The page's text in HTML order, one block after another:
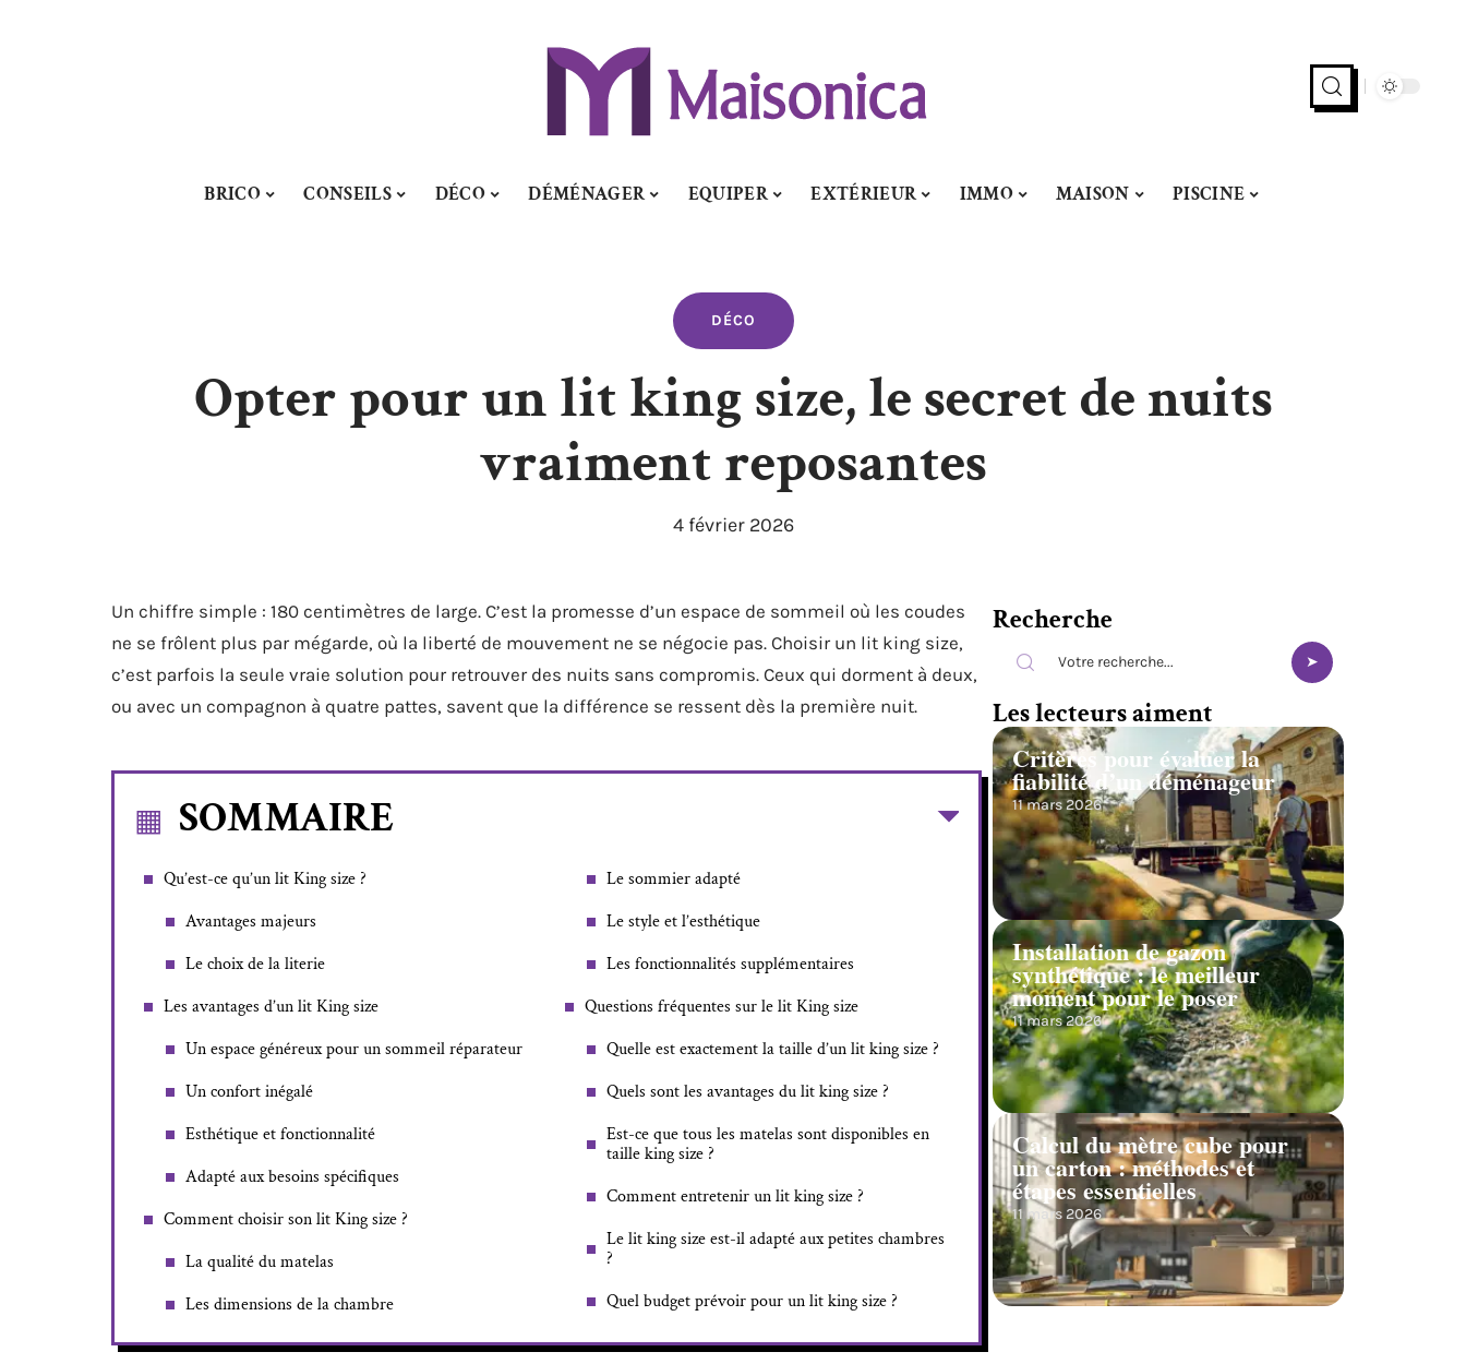
BRICO CONSEILS DÉCO DÉMÉNAGER EQUIPER EXTÉRIEUR IMMO MAISON PISCINE
DÉCO
Opter pour un lit king size, le secret de nuits
vraiment reposantes
4 février 2026
Un chiffre simple : 180 centimètres de large. C’est la promesse d’un espace de sommeil où les coudes
ne se frôlent plus par mégarde, où la liberté de mouvement ne se négocie pas. Choisir un lit king size,
c’est parfois la seule vraie solution pour retrouver des nuits sans compromis. Ceux qui dorment à deux,
ou avec un compagnon à quatre pattes, savent que la différence se ressent dès la première nuit.
SOMMAIRE
Qu’est-ce qu’un lit King size ?
Avantages majeurs
Le choix de la literie
Les avantages d’un lit King size
Un espace généreux pour un sommeil réparateur
Un confort inégalé
Esthétique et fonctionnalité
Adapté aux besoins spécifiques
Comment choisir son lit King size ?
La qualité du matelas
Les dimensions de la chambre
Le sommier adapté
Le style et l’esthétique
Les fonctionnalités supplémentaires
Questions fréquentes sur le lit King size
Quelle est exactement la taille d’un lit king size ?
Quels sont les avantages du lit king size ?
Est-ce que tous les matelas sont disponibles en
taille king size ?
Comment entretenir un lit king size ?
Le lit king size est-il adapté aux petites chambres
?
Quel budget prévoir pour un lit king size ?
Recherche
Les lecteurs aiment
Critères pour évaluer la
fiabilité d’un déménageur
11 mars 2026
Installation de gazon
synthétique : le meilleur
moment pour le poser
11 mars 2026
Calcul du mètre cube pour
un carton : méthodes et
étapes essentielles
11 mars 2026